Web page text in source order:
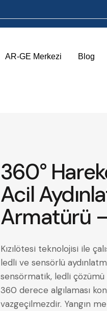
AR-GE Merkezi Blog
360°
Acil
Armatürü
Kızılötesi teknolojisi ile
ledli ve sensörlü
sensörmatik, ledli
360 derece algılaması
vazgeçilmezdir. Yangın